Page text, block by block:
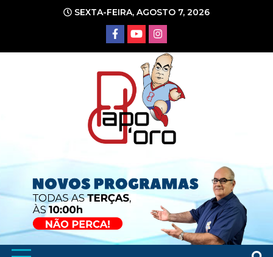
conteúdo
SEXTA-FEIRA, AGOSTO 7, 2026